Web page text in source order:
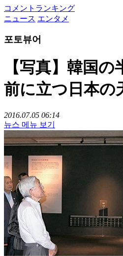
コメントランキング
ニュース エンタメ
포토뷰어
【写真】韓国
前に立つ日本の
2016.07.05 06:14
뉴스 메뉴 보기